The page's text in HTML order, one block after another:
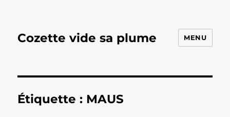
Cozette vide sa plume MENU
Étiquette : MAUS